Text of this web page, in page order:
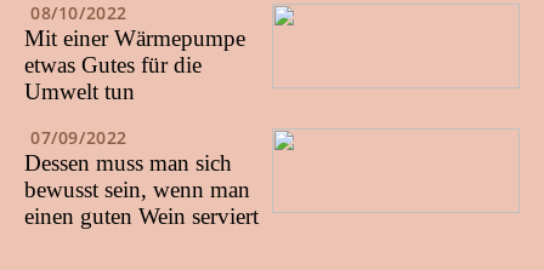
08/10/2022
Mit einer Wärmepumpe
etwas Gutes für die
Umwelt tun
07/09/2022
Dessen muss man sich
bewusst sein, wenn man
einen guten Wein serviert